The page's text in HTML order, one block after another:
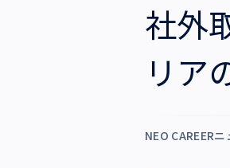
社外
リア
NEO CAREERニ